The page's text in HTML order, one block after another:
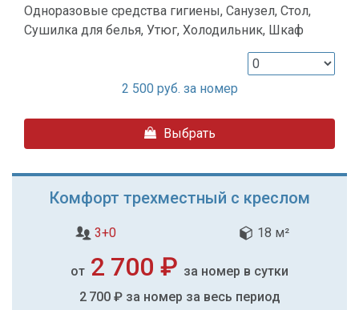
Одноразовые средства гигиены, Санузел, Стол,
Сушилка для белья, Утюг, Холодильник, Шкаф
2 500 руб. за номер
Выбрать
Комфорт трехместный с креслом
3+0 18 м²
от 2 700 ₽ за номер в сутки
2 700 ₽ за номер за весь период